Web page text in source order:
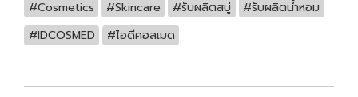
#Cosmetics
#Skincare #รับผลิตสบู่
#รับผลิตน้ำหอม
#IDCOSMED
#ไอดีคอสเมด